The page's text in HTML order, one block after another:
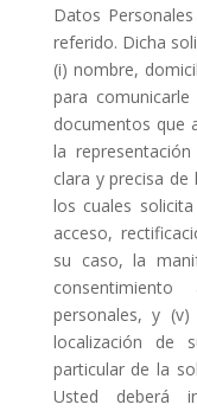
Datos Personales
referido. Dicha
(i) nombre,
para
documentos que
la
clara y precisa
los cuales
acceso,
su caso, la
personales, y
localización de
particular de la
Usted deberá